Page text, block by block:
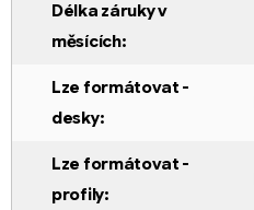
Délka záruky v
měsících:
Lze formátovat -
desky:
Lze formátovat -
profily: